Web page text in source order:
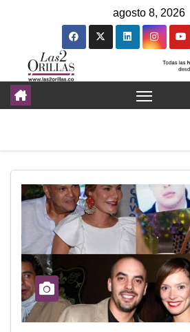
agosto 8, 2026